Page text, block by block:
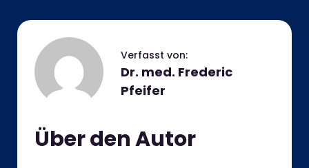
Dr. med. Frederic
Pfeifer
Über den Autor